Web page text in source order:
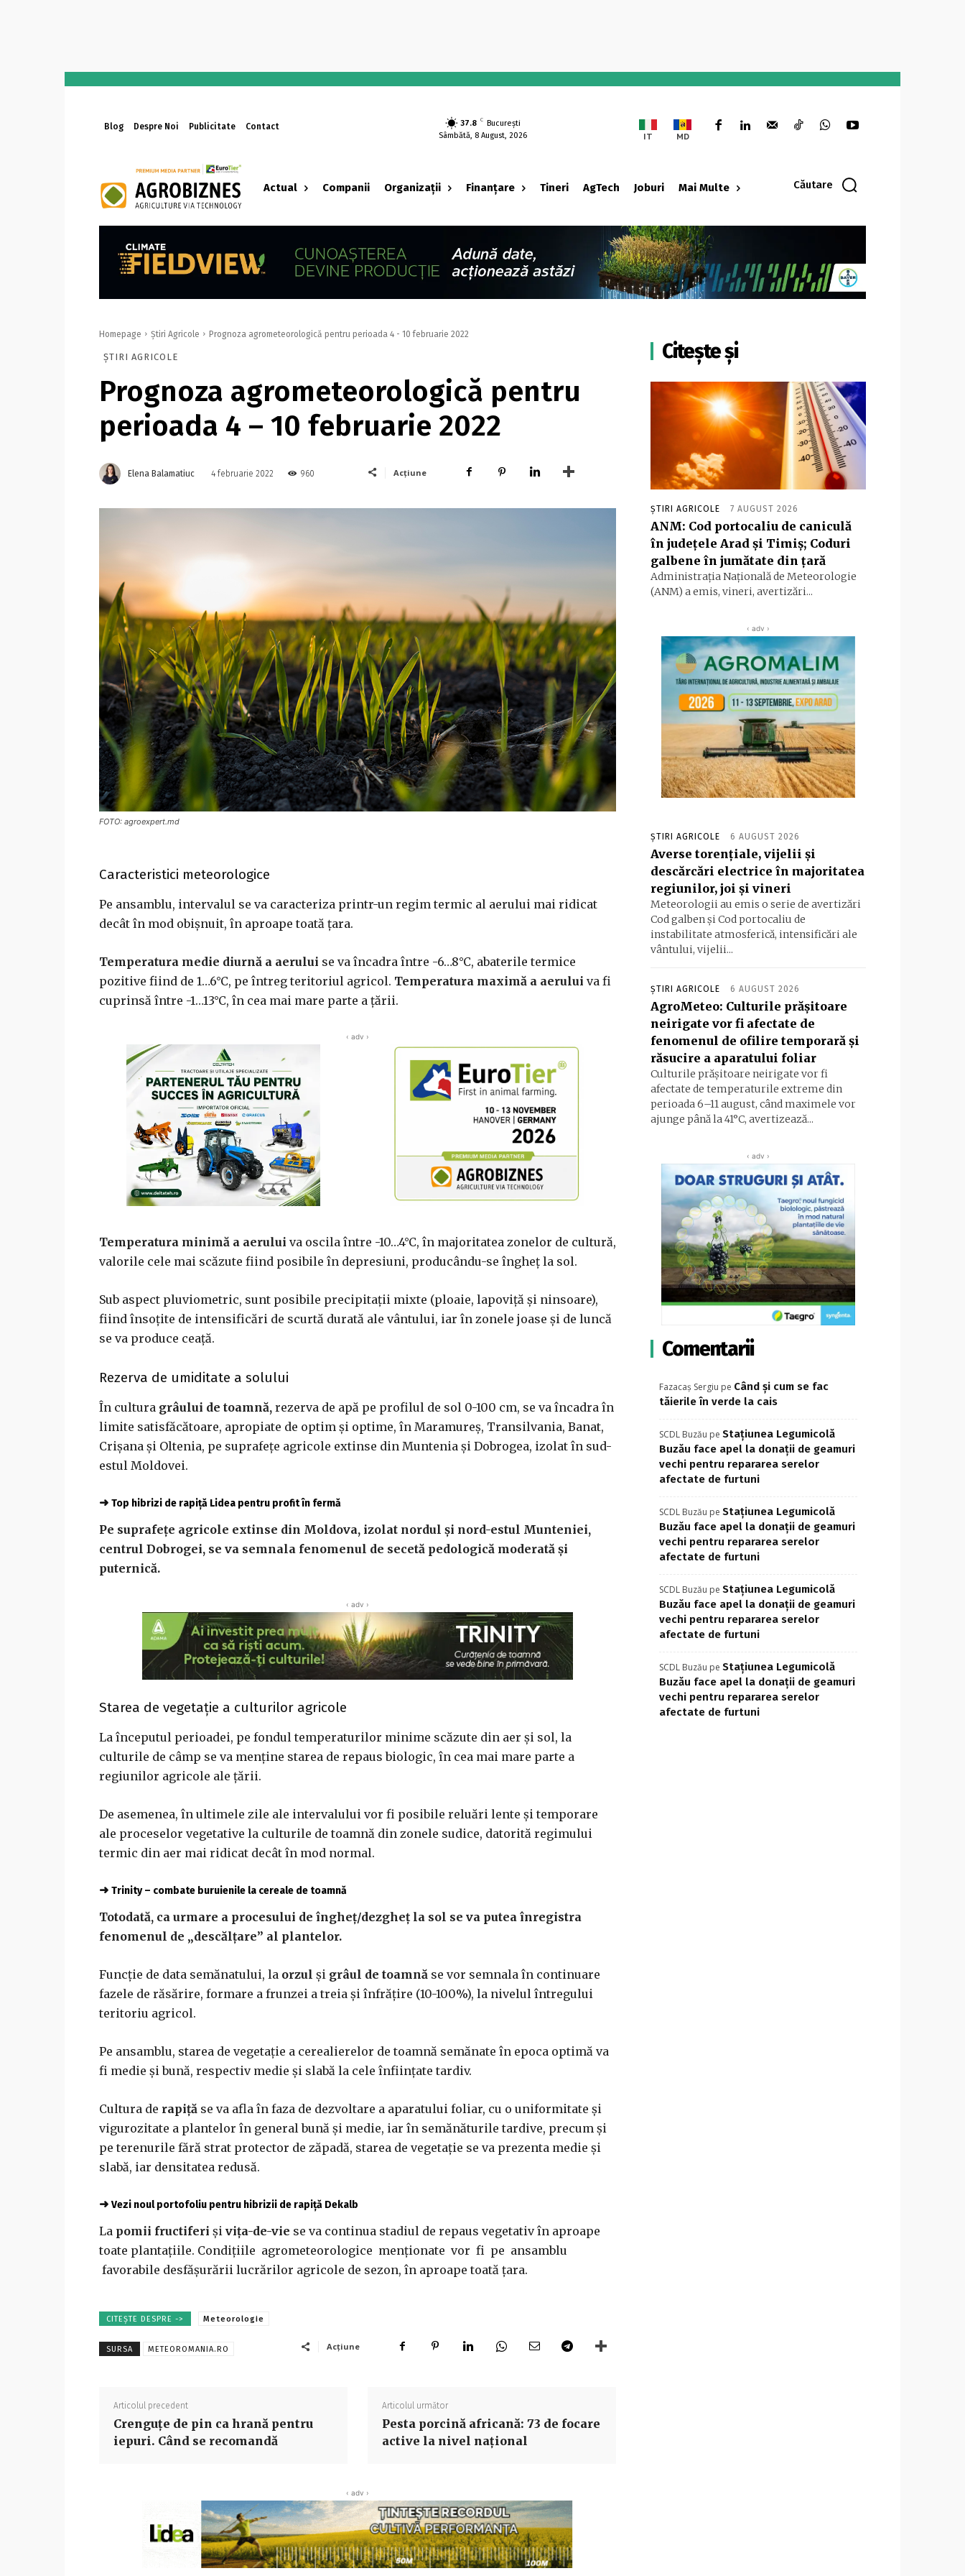
Blog Despre Noi Publicitate Contact 37.8 C București
Sâmbătă, 8 August, 2026
IT MD
Actual Companii Organizații Finanțare Tineri AgTech Joburi Mai Multe Căutare
-
Homepage Știri Agricole Prognoza agrometeorologică pentru perioada 4 - 10 februarie 2022
ȘTIRI AGRICOLE
Prognoza agrometeorologică pentru
perioada 4 – 10 februarie 2022
Elena Balamatiuc 4 februarie 2022 960 Acțiune
FOTO: agroexpert.md
Caracteristici meteorologice
Pe ansamblu, intervalul se va caracteriza printr-un regim termic al aerului mai ridicat
decât în mod obişnuit, în aproape toată ţara.
Temperatura medie diurnă a aerului se va încadra între -6…8°C, abaterile termice
pozitive fiind de 1…6°C, pe întreg teritoriul agricol. Temperatura maximă a aerului va fi
cuprinsă între -1…13°C, în cea mai mare parte a ţării.
‹ adv ›
Temperatura minimă a aerului va oscila între -10…4°C, în majoritatea zonelor de cultură,
valorile cele mai scăzute fiind posibile în depresiuni, producându-se îngheţ la sol.
Sub aspect pluviometric, sunt posibile precipitaţii mixte (ploaie, lapoviță și ninsoare),
fiind însoțite de intensificări de scurtă durată ale vântului, iar în zonele joase şi de luncă
se va produce ceaţă.
Rezerva de umiditate a solului
În cultura grâului de toamnă, rezerva de apă pe profilul de sol 0-100 cm, se va încadra în
limite satisfăcătoare, apropiate de optim și optime, în Maramureș, Transilvania, Banat,
Crișana și Oltenia, pe suprafețe agricole extinse din Muntenia și Dobrogea, izolat în sud-
estul Moldovei.
➜ Top hibrizi de rapiță Lidea pentru profit în fermă
Pe suprafețe agricole extinse din Moldova, izolat nordul și nord-estul Munteniei,
centrul Dobrogei, se va semnala fenomenul de secetă pedologică moderată și
puternică.
‹ adv ›
Starea de vegetație a culturilor agricole
La începutul perioadei, pe fondul temperaturilor minime scăzute din aer şi sol, la
culturile de câmp se va menţine starea de repaus biologic, în cea mai mare parte a
regiunilor agricole ale ţării.
De asemenea, în ultimele zile ale intervalului vor fi posibile reluări lente şi temporare
ale proceselor vegetative la culturile de toamnă din zonele sudice, datorită regimului
termic din aer mai ridicat decât în mod normal.
➜ Trinity – combate buruienile la cereale de toamnă
Totodată, ca urmare a procesului de îngheţ/dezgheţ la sol se va putea înregistra
fenomenul de „descălţare” al plantelor.
Funcţie de data semănatului, la orzul şi grâul de toamnă se vor semnala în continuare
fazele de răsărire, formare a frunzei a treia şi înfrăţire (10-100%), la nivelul întregului
teritoriu agricol.
Pe ansamblu, starea de vegetaţie a cerealierelor de toamnă semănate în epoca optimă va
fi medie şi bună, respectiv medie şi slabă la cele înfiinţate tardiv.
Cultura de rapiţă se va afla în faza de dezvoltare a aparatului foliar, cu o uniformitate şi
vigurozitate a plantelor în general bună şi medie, iar în semănăturile tardive, precum şi
pe terenurile fără strat protector de zăpadă, starea de vegetaţie se va prezenta medie şi
slabă, iar densitatea redusă.
➜ Vezi noul portofoliu pentru hibrizii de rapiță Dekalb
La pomii fructiferi şi vița-de-vie se va continua stadiul de repaus vegetativ în aproape
toate plantaţiile. Condiţiile agrometeorologice menționate vor fi pe ansamblu
favorabile desfăşurării lucrărilor agricole de sezon, în aproape toată ţara.
CITEȘTE DESPRE -> Meteorologie
SURSA METEOROMANIA.RO Acțiune
Articolul precedent
Crenguțe de pin ca hrană pentru
iepuri. Când se recomandă
Articolul următor
Pesta porcină africană: 73 de focare
active la nivel naţional
‹ adv ›
Citește și
ȘTIRI AGRICOLE 7 AUGUST 2026
ANM: Cod portocaliu de caniculă
în judeţele Arad şi Timiş; Coduri
galbene în jumătate din ţară
Administraţia Naţională de Meteorologie
(ANM) a emis, vineri, avertizări...
‹ adv ›
ȘTIRI AGRICOLE 6 AUGUST 2026
Averse torențiale, vijelii și
descărcări electrice în majoritatea
regiunilor, joi și vineri
Meteorologii au emis o serie de avertizări
Cod galben și Cod portocaliu de
instabilitate atmosferică, intensificări ale
vântului, vijelii...
ȘTIRI AGRICOLE 6 AUGUST 2026
AgroMeteo: Culturile prăşitoare
neirigate vor fi afectate de
fenomenul de ofilire temporară şi
răsucire a aparatului foliar
Culturile prășitoare neirigate vor fi
afectate de temperaturile extreme din
perioada 6–11 august, când maximele vor
ajunge până la 41°C, avertizează...
‹ adv ›
Comentarii
Fazacaș Sergiu pe Când și cum se fac
tăierile în verde la cais
SCDL Buzău pe Stațiunea Legumicolă
Buzău face apel la donații de geamuri
vechi pentru repararea serelor
afectate de furtuni
SCDL Buzău pe Stațiunea Legumicolă
Buzău face apel la donații de geamuri
vechi pentru repararea serelor
afectate de furtuni
SCDL Buzău pe Stațiunea Legumicolă
Buzău face apel la donații de geamuri
vechi pentru repararea serelor
afectate de furtuni
SCDL Buzău pe Stațiunea Legumicolă
Buzău face apel la donații de geamuri
vechi pentru repararea serelor
afectate de furtuni